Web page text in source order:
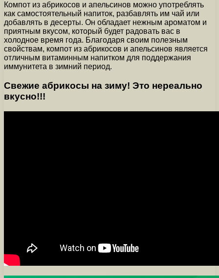
Компот из абрикосов и апельсинов можно употреблять
как самостоятельный напиток, разбавлять им чай или
добавлять в десерты. Он обладает нежным ароматом и
приятным вкусом, который будет радовать вас в
холодное время года. Благодаря своим полезным
свойствам, компот из абрикосов и апельсинов является
отличным витаминным напитком для поддержания
иммунитета в зимний период.
Свежие абрикосы на зиму! Это нереально
вкусно!!!